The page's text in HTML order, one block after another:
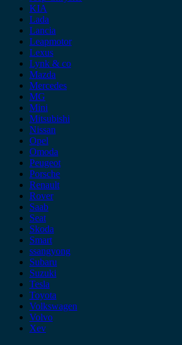
KIA
Lada
Lancia
Leapmotor
Lexus
Lynk & co
Mazda
Mercedes
MG
Mini
Mitsubishi
Nissan
Opel
Omoda
Peugeot
Porsche
Renault
Rover
Saab
Seat
Skoda
Smart
ssangyong
Subaru
Suzuki
Tesla
Toyota
Volkswagen
Volvo
Xev